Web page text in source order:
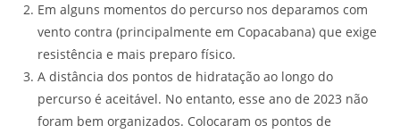
Em alguns momentos do percurso nos deparamos com
vento contra (principalmente em Copacabana) que exige
resistência e mais preparo físico.
A distância dos pontos de hidratação ao longo do
percurso é aceitável. No entanto, esse ano de 2023 não
foram bem organizados. Colocaram os pontos de